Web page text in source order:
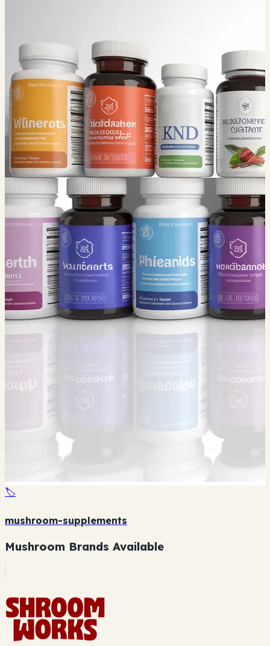
🏷️
mushroom-supplements
Mushroom Brands Available